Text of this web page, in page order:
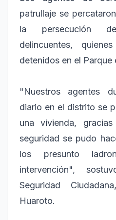
patrullaje se
la persecución
delincuentes,
detenidos en el Parque
"Nuestros agentes
diario en el distrito se
una vivienda,
seguridad se pudo
los presunto
intervención",
Seguridad
Huaroto.